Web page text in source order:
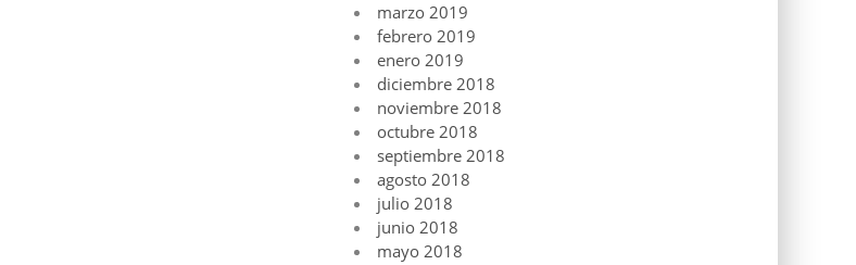
marzo 2019
febrero 2019
enero 2019
diciembre 2018
noviembre 2018
octubre 2018
septiembre 2018
agosto 2018
julio 2018
junio 2018
mayo 2018